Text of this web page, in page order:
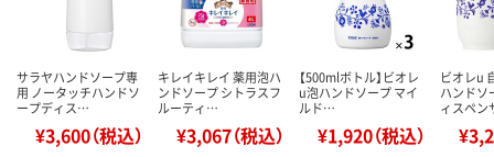
サラヤハンドソープ専
用 ノータッチハンドソ
ープディス…
¥3,600（税込）
キレイキレイ 薬用泡ハ
ンドソープ シトラスフ
ルーティ…
¥3,067（税込）
【500mlボトル】ビオレ
u泡ハンドソープ マイ
ルド…
¥1,920（税込）
ビオレu
ハンドソ
ィスペ